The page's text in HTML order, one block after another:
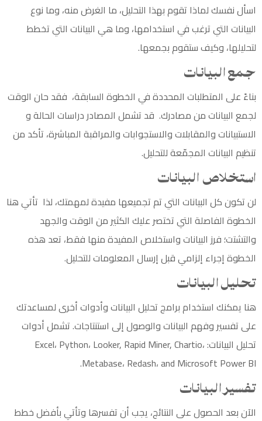
اسأل نفسك لماذا تقوم بهذا التحليل، ما الغرض منه، وما نوع
البيانات التي ترغب في استخدامها، وما هي البيانات التي تخطط
لتحليلها، وكيف ستقوم بجمعها.
جمع البيانات
بناءً على المتطلبات المحددة في الخطوة السابقة، فقد حان الوقت
لجمع البيانات من مصادرك. قد تشمل المصادر دراسات الحالة و
الاستبيانات والمقابلات والاستجوابات والمراقبة المباشرة، تأكد من
تنظيم البيانات المجمّعة للتحليل.
استخلاص البيانات
لن تكون كل البيانات التي تم تجميعها مفيدة لمهمتك، لذا تأتي هنا
الخطوة الفاصلة التي تختصر عليك الكثير من الوقت والجهد
والتشتت؛ فرز البيانات واستخلاص المفيدة منها فقط، تعد هذه
الخطوة إجراء إلزامي قبل إرسال المعلومات للتحليل.
تحليل البيانات
هنا يمكنك استخدام برامج تحليل البيانات وأدوات أخرى لمساعدتك
على تفسير وفهم البيانات والوصول إلى استنتاجات. تشمل أدوات
تحليل البيانات: Excel، Python، Looker, Rapid Miner, Chartio،
Metabase، Redash، and Microsoft Power BI.
تفسير البيانات
الآن بعد الحصول على النتائج، يجب أن تفسرها وتأتي بأفضل خطط